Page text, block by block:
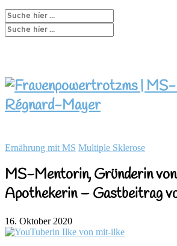
Ernährung mit MS Multiple Sklerose
MS-Mentorin, Gründerin
Apothekerin – Gastbeitrag
16. Oktober 2020